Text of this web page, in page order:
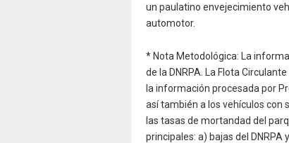
un paulatino envejecimiento
automotor.
* Nota Metodológica: La
de la DNRPA. La Flota
la información procesada por
así también a los vehículos con
las tasas de mortandad del
principales: a) bajas del